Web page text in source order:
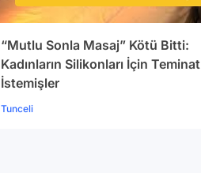
“Mutlu Sonla Masaj” Kötü Bitti:
Kadınların Silikonları İçin Teminat
İstemişler
Tunceli